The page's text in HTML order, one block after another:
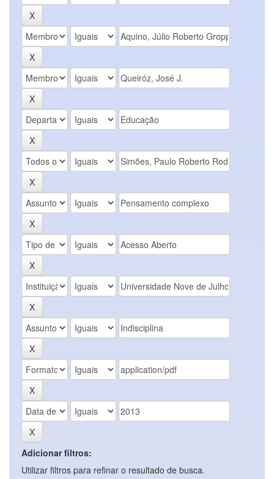
Adicionar filtros:
Utilizar filtros para refinar o resultado de busca.